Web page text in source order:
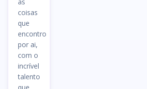
coisas
que
encontro
por ai,
com o
incrível
talento